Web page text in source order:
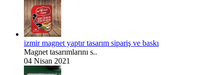
izmir magnet yaptır tasarım sipariş ve baskı
Magnet tasarımlarını s..
04 Nisan 2021